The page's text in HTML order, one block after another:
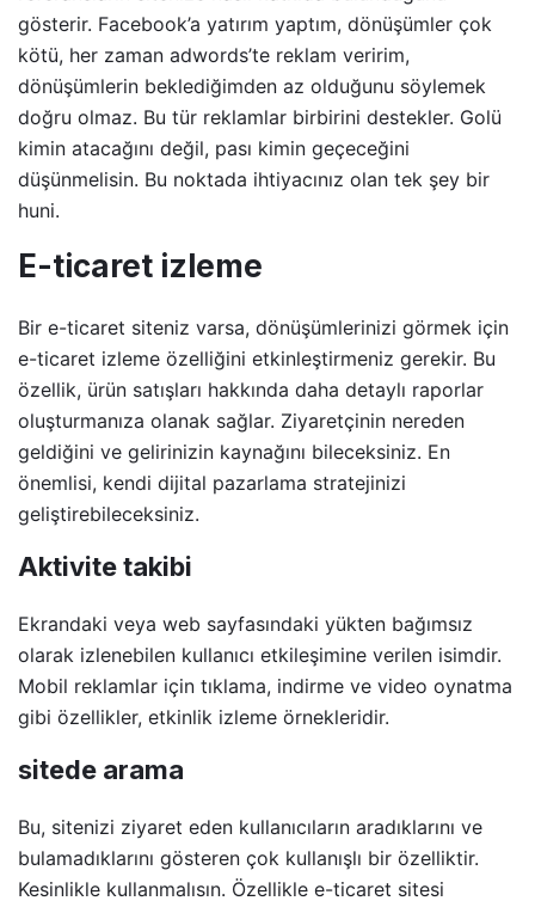
gösterir. Facebook’a yatırım yaptım, dönüşümler çok
kötü, her zaman adwords’te reklam veririm,
dönüşümlerin beklediğimden az olduğunu söylemek
doğru olmaz. Bu tür reklamlar birbirini destekler. Golü
kimin atacağını değil, pası kimin geçeceğini
düşünmelisin. Bu noktada ihtiyacınız olan tek şey bir
huni.
E-ticaret izleme
Bir e-ticaret siteniz varsa, dönüşümlerinizi görmek için
e-ticaret izleme özelliğini etkinleştirmeniz gerekir. Bu
özellik, ürün satışları hakkında daha detaylı raporlar
oluşturmanıza olanak sağlar. Ziyaretçinin nereden
geldiğini ve gelirinizin kaynağını bileceksiniz. En
önemlisi, kendi dijital pazarlama stratejinizi
geliştirebileceksiniz.
Aktivite takibi
Ekrandaki veya web sayfasındaki yükten bağımsız
olarak izlenebilen kullanıcı etkileşimine verilen isimdir.
Mobil reklamlar için tıklama, indirme ve video oynatma
gibi özellikler, etkinlik izleme örnekleridir.
sitede arama
Bu, sitenizi ziyaret eden kullanıcıların aradıklarını ve
bulamadıklarını gösteren çok kullanışlı bir özelliktir.
Kesinlikle kullanmalısın. Özellikle e-ticaret sitesi